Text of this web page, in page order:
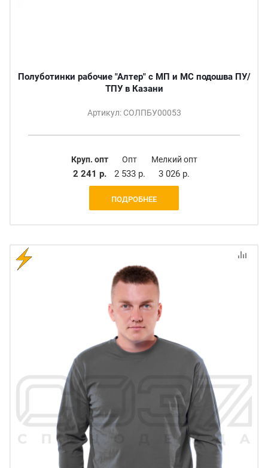
Полуботинки рабочие "Алтер" с МП и МС подошва ПУ/
ТПУ в Казани
Артикул: СОЛПБУ00053
Круп. опт
2 241 р.
Опт
2 533 р.
Мелкий опт
3 026 р.
ПОДРОБНЕЕ